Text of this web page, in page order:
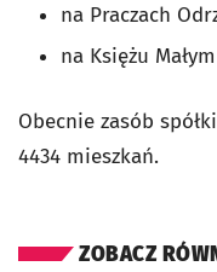
na Praczach
na Księżu
Obecnie zasób
4434 mieszkań.
ZOBACZ